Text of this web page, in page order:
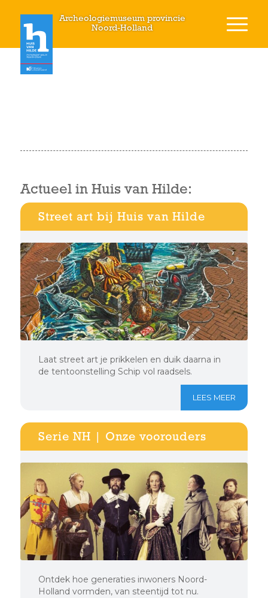
Archeologiemuseum provincie
Noord-Holland
Actueel in Huis van Hilde:
Street art bij Huis van Hilde
Laat street art je prikkelen en duik daarna in
de tentoonstelling Schip vol raadsels.
LEES MEER
Serie NH | Onze voorouders
Ontdek hoe generaties inwoners Noord-
Holland vormden, van steentijd tot nu.